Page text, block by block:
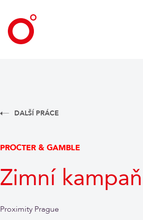
DALŠÍ PRÁCE
PROCTER & GAMBLE
Zimní kampaň
Proximity Prague